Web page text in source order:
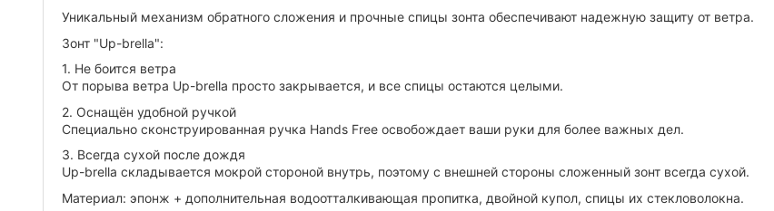
Уникальный механизм обратного сложения и прочные спицы зонта обеспечивают надежную защиту от ветра.
Зонт "Up-brella":
1. Не боится ветра
От порыва ветра Up-brella просто закрывается, и все спицы остаются целыми.
2. Оснащён удобной ручкой
Специально сконструированная ручка Hands Free освобождает ваши руки для более важных дел.
3. Всегда сухой после дождя
Up-brella складывается мокрой стороной внутрь, поэтому с внешней стороны сложенный зонт всегда сухой.
Материал: эпонж + дополнительная водоотталкивающая пропитка, двойной купол, спицы их стекловолокна.